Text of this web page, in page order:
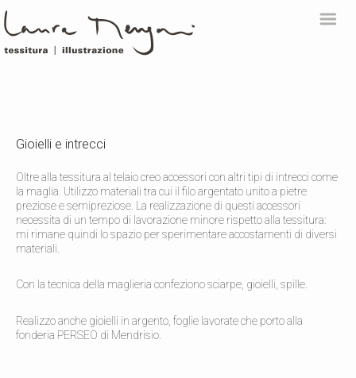
m
Gioielli e intrecci
Oltre alla tessitura al telaio creo accessori con altri tipi di intrecci come
la maglia. Utilizzo materiali tra cui il filo argentato unito a pietre
preziose e semipreziose. La realizzazione di questi accessori
necessita di un tempo di lavorazione minore rispetto alla tessitura:
mi rimane quindi lo spazio per sperimentare accostamenti di diversi
materiali.
Con la tecnica della maglieria confeziono sciarpe, gioielli, spille.
Realizzo anche gioielli in argento, foglie lavorate che porto alla
fonderia PERSEO di Mendrisio.